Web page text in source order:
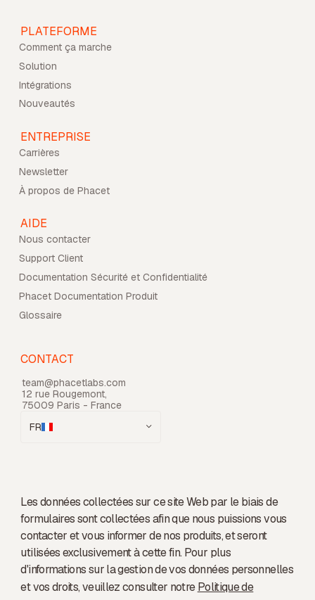
PLATEFORME
Comment ça marche
Solution
Intégrations
Nouveautés
ENTREPRISE
Carrières
Newsletter
À propos de Phacet
AIDE
Nous contacter
Support Client
Documentation Sécurité et Confidentialité
Phacet Documentation Produit
Glossaire
CONTACT
team@phacetlabs.com
12 rue Rougemont,
75009 Paris - France
FR
Les données collectées sur ce site Web par le biais de
formulaires sont collectées afin que nous puissions vous
contacter et vous informer de nos produits, et seront
utilisées exclusivement à cette fin. Pour plus
d'informations sur la gestion de vos données personnelles
et vos droits, veuillez consulter notrePolitique de